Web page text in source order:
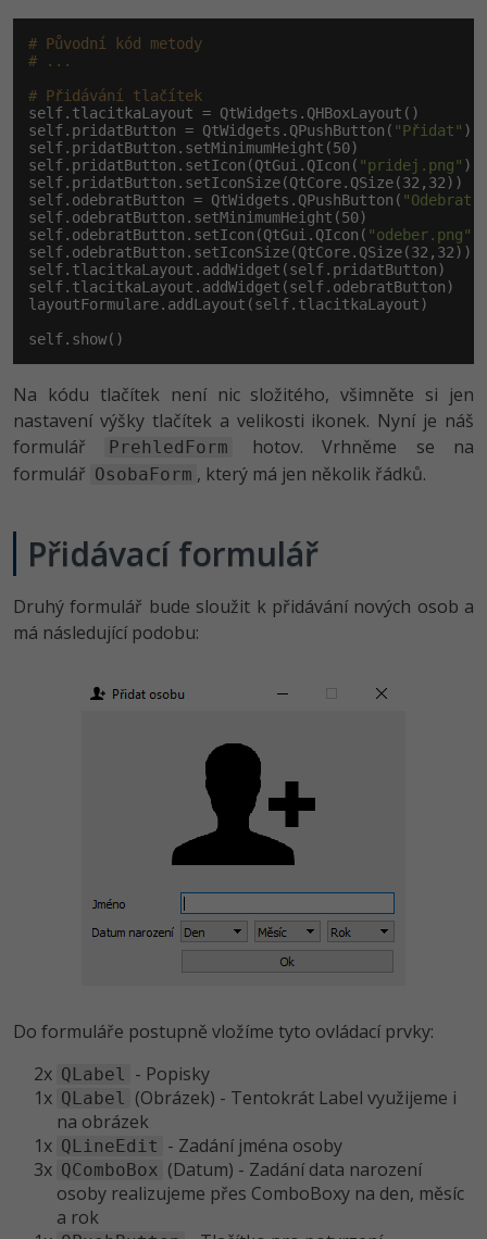
Kryptoměny -25%
Copywriting -30%
MS Office -80%
Google Dokumenty
Time management
Windows
Linux
Sítě
Fórum
-80%
Inkscape
Fotografování -80%
Video
Ostatní
Fórum
# Původní kód metody
# ...
# Přidávání tlačítek
self.tlacitkaLayout = QtWidgets.QHBoxLayout()
self.pridatButton = QtWidgets.QPushButton( "Přidat" )
self.pridatButton.setMinimumHeight(50)
self.pridatButton.setIcon(QtGui.QIcon( "pridej.png" ))
self.pridatButton.setIconSize(QtCore.QSize(32 , 32))
self.odebratButton = QtWidgets.QPushButton( "Odebrat"
self.odebratButton.setMinimumHeight(50)
self.odebratButton.setIcon(QtGui.QIcon( "odeber.png"
self.odebratButton.setIconSize(QtCore.QSize(32 , 32))
self.tlacitkaLayout.addWidget(self.pridatButton)
self.tlacitkaLayout.addWidget(self.odebratButton)
layoutFormulare.addLayout(self.tlacitkaLayout)
self.show()
Na kódu tlačítek není nic složitého, všimněte si jen
nastavení výšky tlačítek a velikosti ikonek. Nyní je náš
formulář
PrehledForm
hotov. Vrhněme se na
formulář OsobaForm , který má jen několik řádků.
Přidávací formulář
Druhý formulář bude sloužit k přidávání nových osob a
má následující podobu:
Do formuláře postupně vložíme tyto ovládací prvky:
2x QLabel
- Popisky
1x QLabel
(Obrázek) - Tentokrát Label využijeme i
na obrázek
1x QLineEdit - Zadání jména osoby
3x QComboBox (Datum) - Zadání data narození
osoby realizujeme přes ComboBoxy na den, měsíc
a rok